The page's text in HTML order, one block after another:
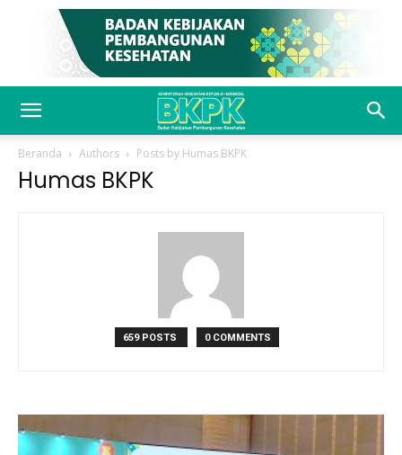
Beranda Authors Posts by Humas BKPK
Humas BKPK
659 POSTS 0 COMMENTS